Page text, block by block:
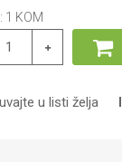
1 KOM
u listi želja